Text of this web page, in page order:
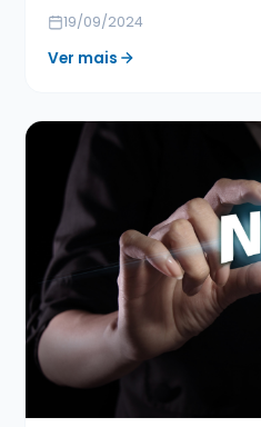
19/09/2024
Ver mais